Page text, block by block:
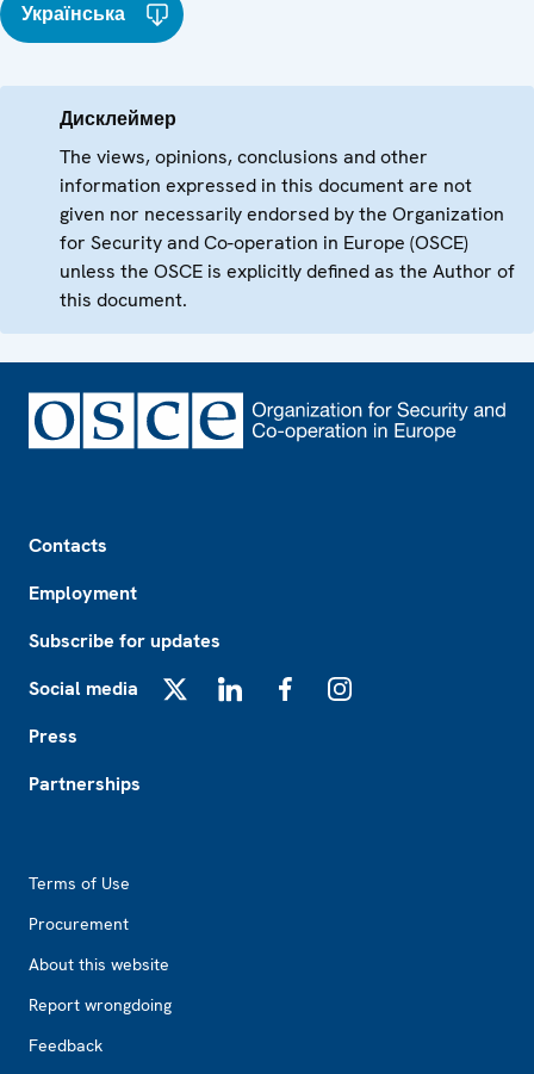
Українська
Дисклеймер
The views, opinions, conclusions and other
information expressed in this document are not
given nor necessarily endorsed by the Organization
for Security and Co-operation in Europe (OSCE)
unless the OSCE is explicitly defined as the Author of
this document.
Contacts
Employment
Subscribe for updates
Social media
Press
Partnerships
Terms of Use
Procurement
About this website
Report wrongdoing
Feedback